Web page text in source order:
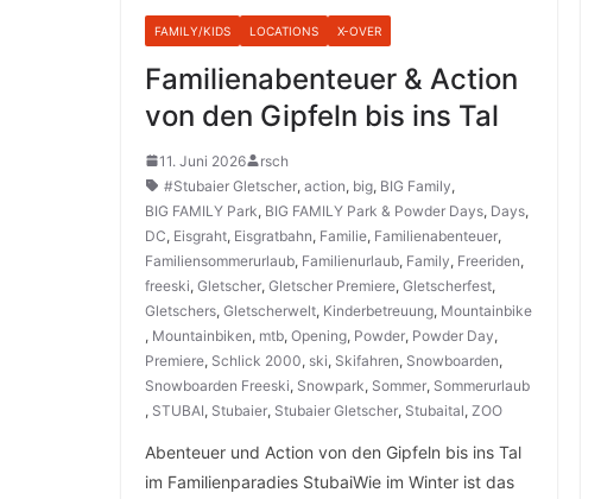
FAMILY/KIDS LOCATIONS X-OVER
Familienabenteuer & Action
von den Gipfeln bis ins Tal
11. Juni 2026
rsch
#Stubaier Gletscher, action, big, BIG Family,
BIG FAMILY Park, BIG FAMILY Park & Powder Days, Days,
DC, Eisgraht, Eisgratbahn, Familie, Familienabenteuer,
Familiensommerurlaub, Familienurlaub, Family, Freeriden,
freeski, Gletscher, Gletscher Premiere, Gletscherfest,
Gletschers, Gletscherwelt, Kinderbetreuung, Mountainbike
, Mountainbiken, mtb, Opening, Powder, Powder Day,
Premiere, Schlick 2000, ski, Skifahren, Snowboarden,
Snowboarden Freeski, Snowpark, Sommer, Sommerurlaub
, STUBAI, Stubaier, Stubaier Gletscher, Stubaital, ZOO
Abenteuer und Action von den Gipfeln bis ins Tal
im Familienparadies StubaiWie im Winter ist das